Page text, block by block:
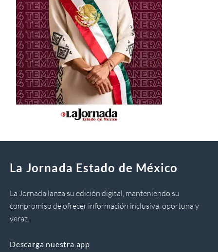
La Jornada Estado de México
La Jornada lanza su edición digital, manteniendo su
compromiso de ofrecer información inclusiva, oportuna y
veraz.
Descarga nuestra app